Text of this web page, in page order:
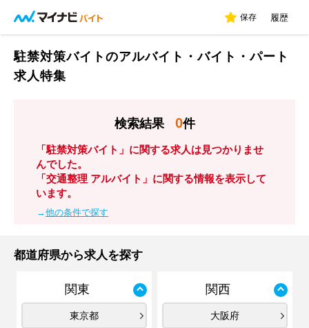
保存 履歴
駐禁対策バイトのアルバイト・バイト・パート
求人特集
検索結果 0件
「駐禁対策バイト」に関する求人は見つかりませ
んでした。
「交通整理 アルバイト」に関する情報を表示して
います。
→他の条件で探す
都道府県から求人を探す
関東
東京都
関西
大阪府